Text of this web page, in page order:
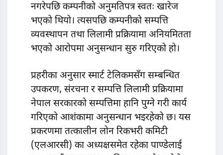
नगरेपछि कम्पनीको अनुमतिपत्र स्वतः खारेज
भएको थियो। त्यसपछि कम्पनीको सम्पत्ति
व्यवस्थापन तथा लिलामी प्रक्रियामा अनियमितता
भएको आरोपमा अनुसन्धान सुरु गरिएको हो।
प्रहरीका अनुसार स्मार्ट टेलिकमसँग सम्बन्धित
उपकरण, संरचना र सम्पत्ति लिलामी प्रक्रियामा
नेपाल सरकारको सम्पत्तिमा हानि पुग्ने गरी कार्य
गरिएको आशंकामा अनुसन्धान भइरहेको छ। यस
प्रकरणमा तत्कालीन लोन रिकभरी कमिटी
(एलआरसी) का अध्यक्षसमेत रहेका पाण्डेलाई